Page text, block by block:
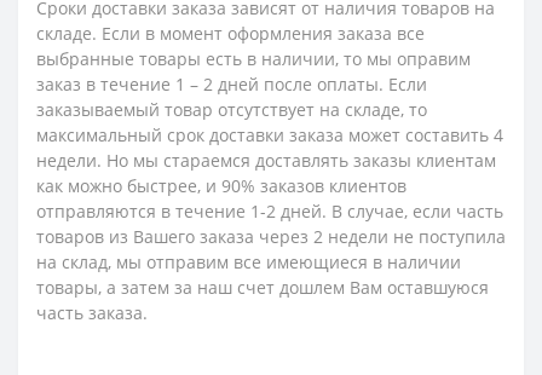
Сроки доставки заказа зависят от наличия товаров на
складе. Если в момент оформления заказа все
выбранные товары есть в наличии, то мы оправим
заказ в течение 1 – 2 дней после оплаты. Если
заказываемый товар отсутствует на складе, то
максимальный срок доставки заказа может составить 4
недели. Но мы стараемся доставлять заказы клиентам
как можно быстрее, и 90% заказов клиентов
отправляются в течение 1-2 дней. В случае, если часть
товаров из Вашего заказа через 2 недели не поступила
на склад, мы отправим все имеющиеся в наличии
товары, а затем за наш счет дошлем Вам оставшуюся
часть заказа.